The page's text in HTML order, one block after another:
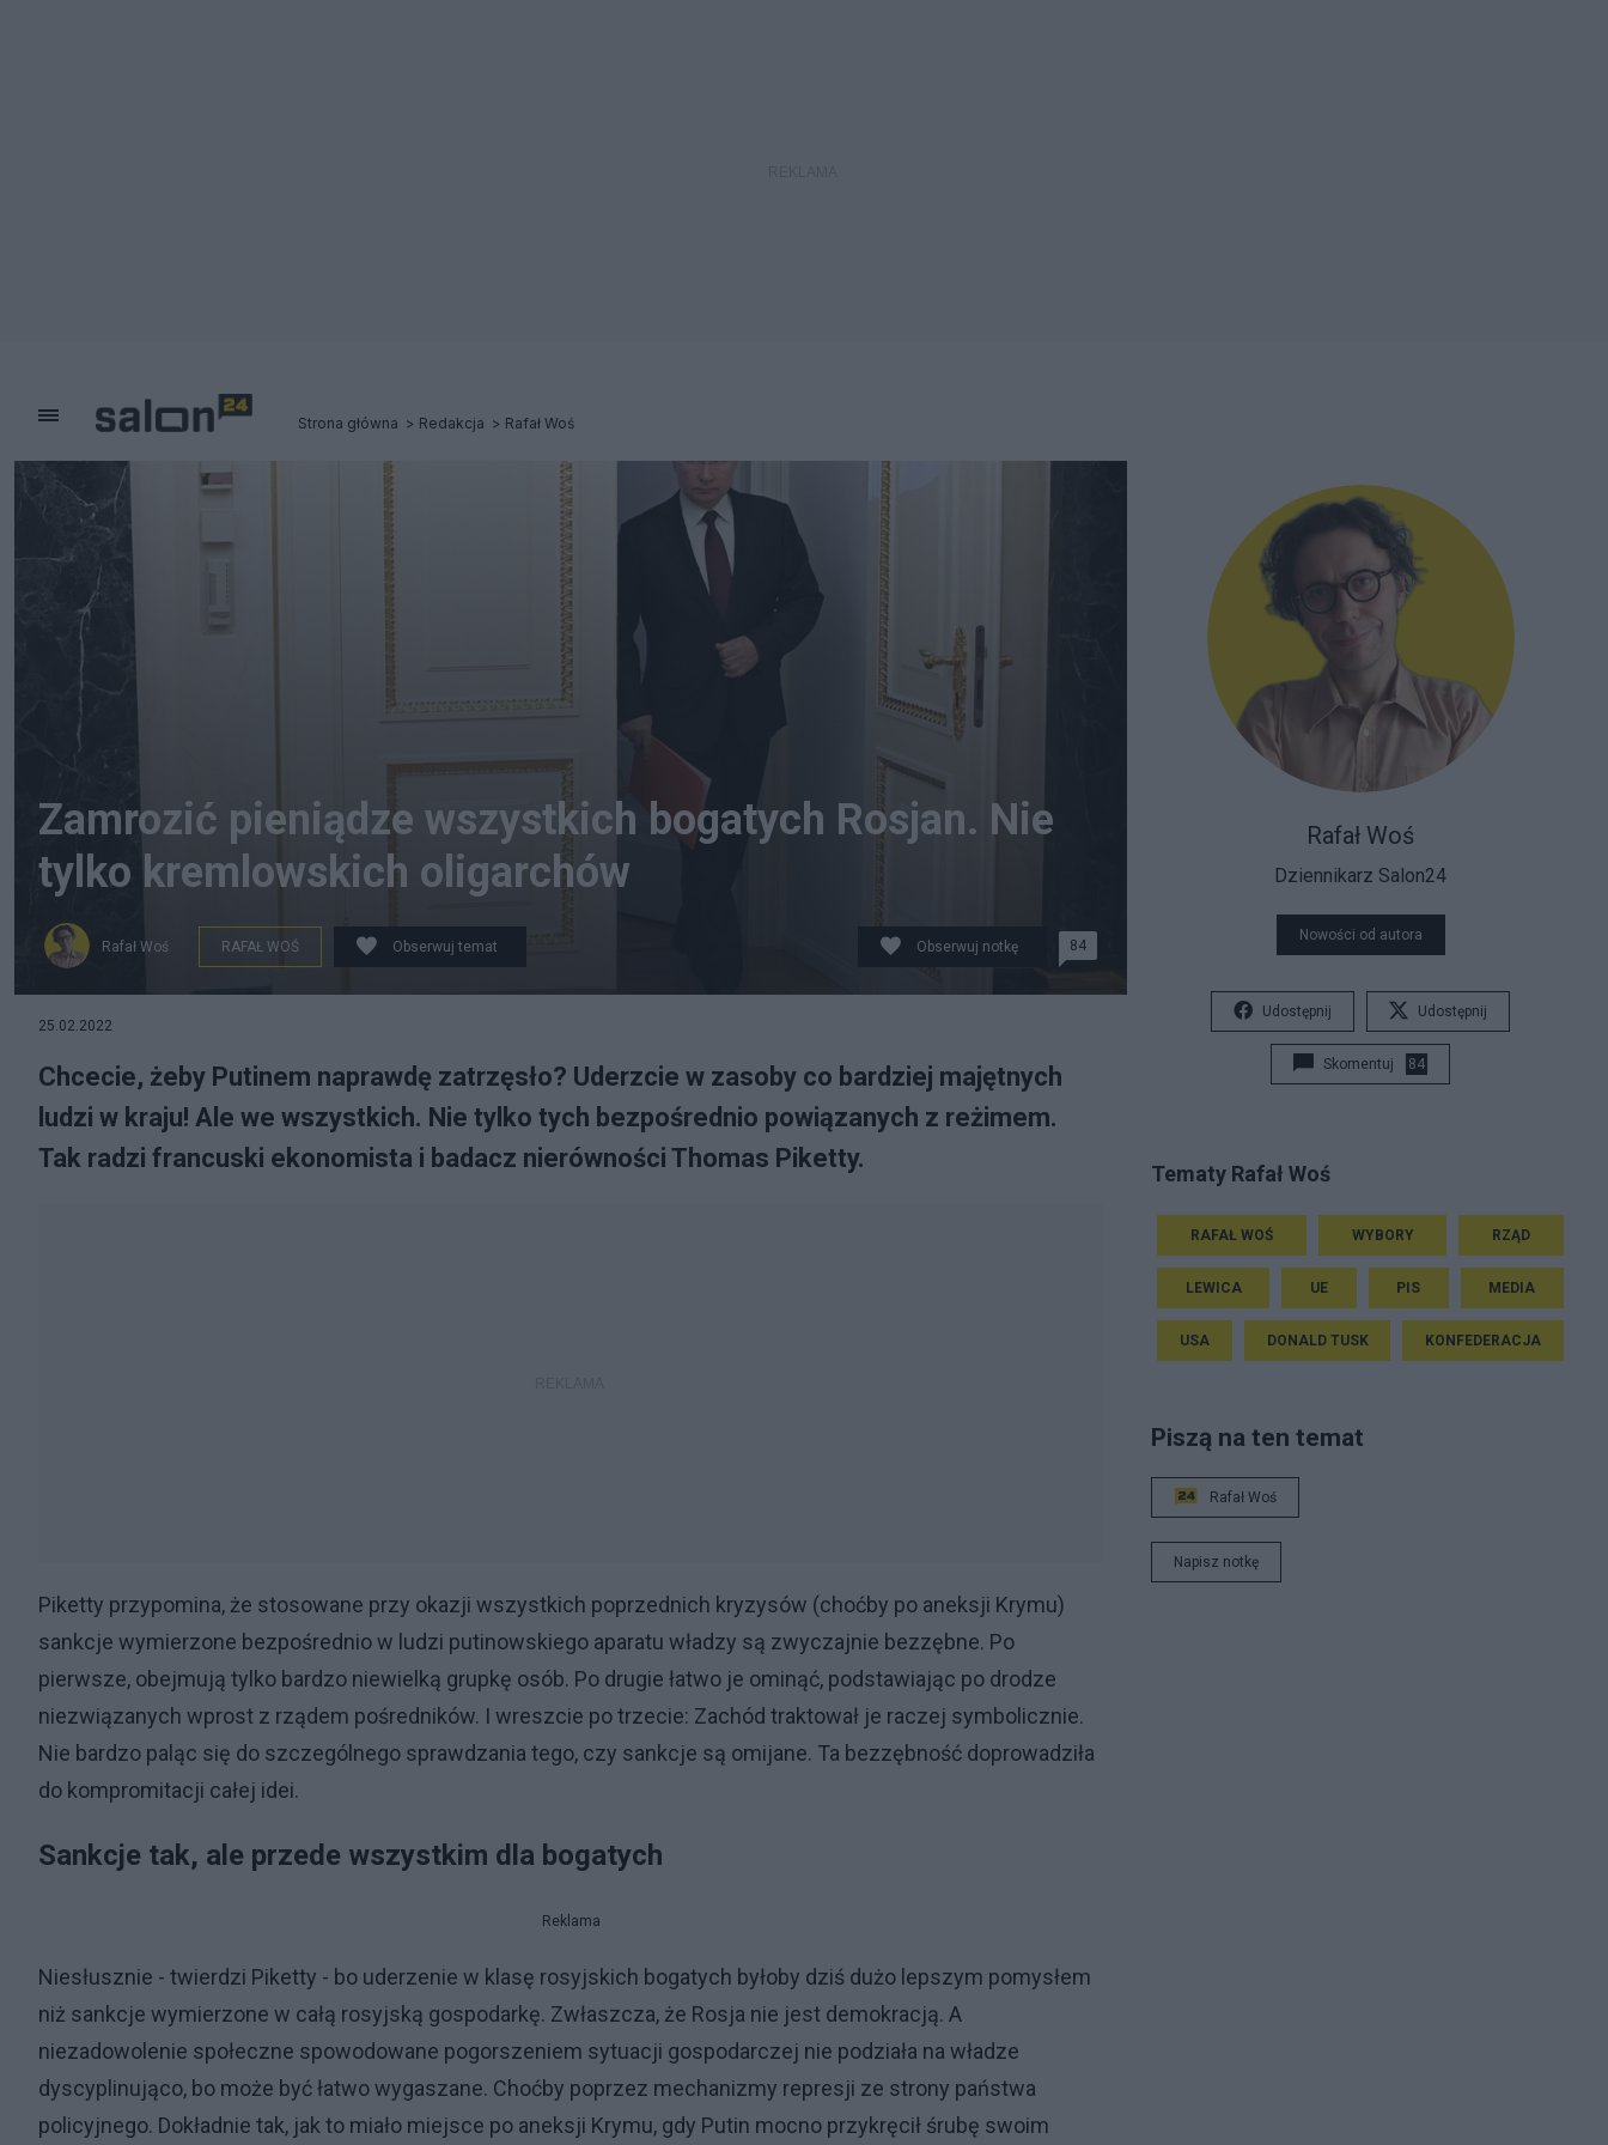
Strona główna Redakcja Rafał Woś
Zamrozić pieniądze wszystkich bogatych Rosjan. Nie
tylko kremlowskich oligarchów
Rafał Woś RAFAŁ WOŚ Obserwuj temat Obserwuj notkę 84
25.02.2022
Chcecie, żeby Putinem naprawdę zatrzęsło? Uderzcie w zasoby co bardziej majętnych
ludzi w kraju! Ale we wszystkich. Nie tylko tych bezpośrednio powiązanych z reżimem.
Tak radzi francuski ekonomista i badacz nierówności Thomas Piketty.
Piketty przypomina, że stosowane przy okazji wszystkich poprzednich kryzysów (choćby po aneksji Krymu)
sankcje wymierzone bezpośrednio w ludzi putinowskiego aparatu władzy są zwyczajnie bezzębne. Po
pierwsze, obejmują tylko bardzo niewielką grupkę osób. Po drugie łatwo je ominąć, podstawiając po drodze
niezwiązanych wprost z rządem pośredników. I wreszcie po trzecie: Zachód traktował je raczej symbolicznie.
Nie bardzo paląc się do szczególnego sprawdzania tego, czy sankcje są omijane. Ta bezzębność doprowadziła
do kompromitacji całej idei.
Sankcje tak, ale przede wszystkim dla bogatych
Reklama
Niesłusznie - twierdzi Piketty - bo uderzenie w klasę rosyjskich bogatych byłoby dziś dużo lepszym pomysłem
niż sankcje wymierzone w całą rosyjską gospodarkę. Zwłaszcza, że Rosja nie jest demokracją. A
niezadowolenie społeczne spowodowane pogorszeniem sytuacji gospodarczej nie podziała na władze
dyscyplinująco, bo może być łatwo wygaszane. Choćby poprzez mechanizmy represji ze strony państwa
policyjnego. Dokładnie tak, jak to miało miejsce po aneksji Krymu, gdy Putin mocno przykręcił śrubę swoim
Dziennikarz Salon24
Rafał Woś
Nowości od autora
Udostępnij Udostępnij
Skomentuj 84
Tematy Rafał Woś
RAFAŁ WOŚ WYBORY RZĄD
LEWICA UE PIS MEDIA
USA DONALD TUSK KONFEDERACJA
Piszą na ten temat
Rafał Woś
Napisz notkę